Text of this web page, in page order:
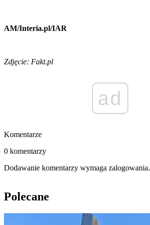
AM/Interia.pl/IAR
Zdjęcie: Fakt.pl
ad
Komentarze
0 komentarzy
Dodawanie komentarzy wymaga zalogowania.
Polecane